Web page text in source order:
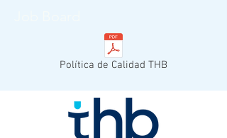
Política de Calidad THB